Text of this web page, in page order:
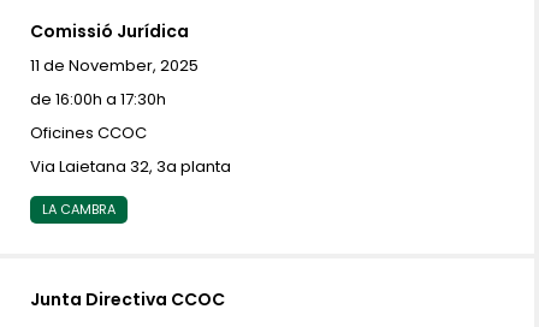
Comissió Jurídica
11 de November, 2025
de 16:00h a 17:30h
Oficines CCOC
Via Laietana 32, 3a planta
LA CAMBRA
Junta Directiva CCOC